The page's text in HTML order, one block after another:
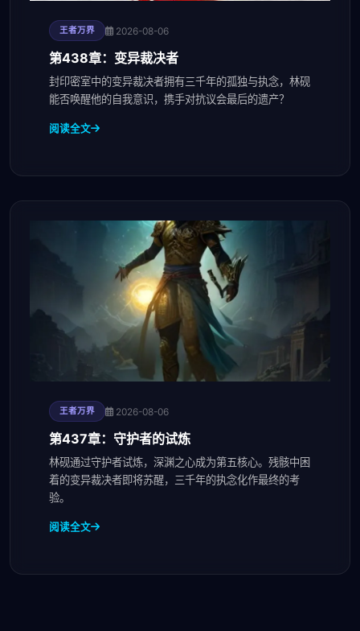
王者万界 2026-08-06
第438章：变异裁决者
封印密室中的变异裁决者拥有三千年的孤独与执念，林砚
能否唤醒他的自我意识，携手对抗议会最后的遗产？
阅读全文
王者万界 2026-08-06
第437章：守护者的试炼
林砚通过守护者试炼，深渊之心成为第五核心。残骸中困
着的变异裁决者即将苏醒，三千年的执念化作最终的考
验。
阅读全文